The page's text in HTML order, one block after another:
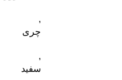
,
چری
,
سفید